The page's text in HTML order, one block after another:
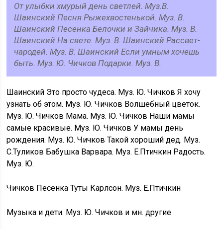
От улыбки хмурый день светлей. Муз.В.
Шаинский Песня Рыжехвостенькой. Муз. В.
Шаинский Песенка Белочки и Зайчика. Муз. В.
Шаинский На свете. Муз. В. Шаинский Рассвет-
чародей. Муз. В. Шаинский Если умным хочешь
быть. Муз. Ю. Чичков Подарки. Муз. В.
Шаинский Это просто чудеса. Муз. Ю. Чичков Я хочу
узнать об этом. Муз. Ю. Чичков Волшебный цветок.
Муз. Ю. Чичков Мама. Муз. Ю. Чичков Наши мамы
самые красивые. Муз. Ю. Чичков У мамы день
рождения. Муз. Ю. Чичков Такой хороший дед. Муз.
С.Туликов Бабушка Варвара. Муз. Е.Птичкин Радость.
Муз. Ю.
Чичков Песенка Туты Карлсон. Муз. Е.Птичкин
Музыка и дети. Муз. Ю. Чичков и мн. другие